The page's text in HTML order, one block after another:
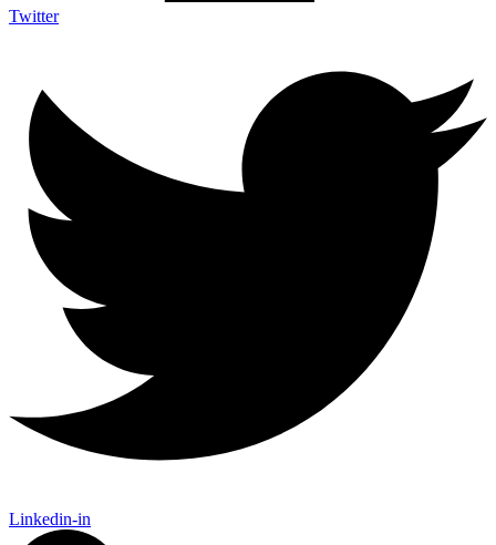
Twitter
Linkedin-in